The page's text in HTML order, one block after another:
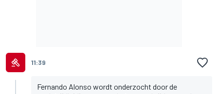
11:39
Fernando Alonso wordt onderzocht door de